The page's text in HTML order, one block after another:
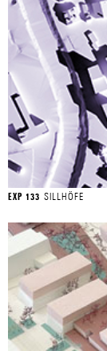
EXP 133 SILLHÖFE